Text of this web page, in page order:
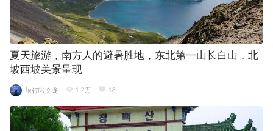
夏天旅游，南方人的避暑胜地，东北第一山长白山，北
坡西坡美景呈现
旅行啦文龙 1.2万 18